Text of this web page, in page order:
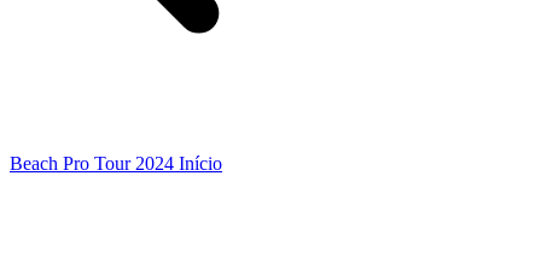
Beach Pro Tour 2024 Início